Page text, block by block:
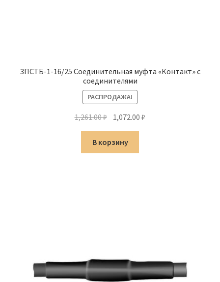
3ПСТБ-1-16/25 Соединительная муфта «Контакт» с
соединителями
РАСПРОДАЖА!
1,261.00₽ Первоначальная
цена
составляла
1,261.00 ₽.
1,072.00₽
В корзину